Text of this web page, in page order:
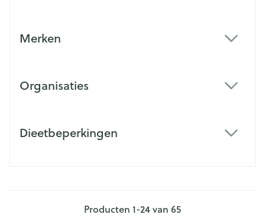
Merken
Organisaties
Dieetbeperkingen
Producten 1-24van 65